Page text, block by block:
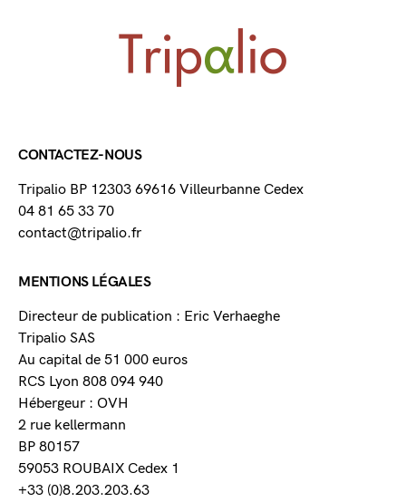
CONTACTEZ-NOUS
Tripalio BP 12303 69616 Villeurbanne Cedex
04 81 65 33 70
contact@tripalio.fr
MENTIONS LÉGALES
Directeur de publication : Eric Verhaeghe
Tripalio SAS
Au capital de 51 000 euros
RCS Lyon 808 094 940
Hébergeur : OVH
2 rue kellermann
BP 80157
59053 ROUBAIX Cedex 1
+33 (0)8.203.203.63